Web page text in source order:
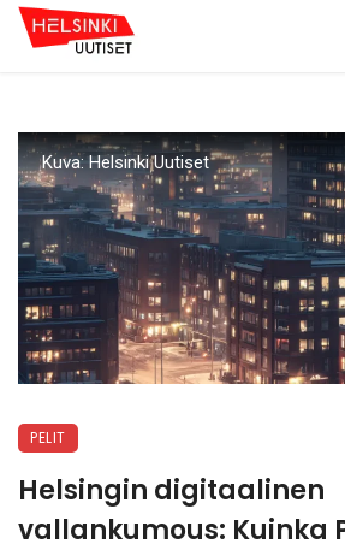
Kuva: Helsinki Uutiset
PELIT
Helsingin digitaalinen
vallankumous: Kuinka